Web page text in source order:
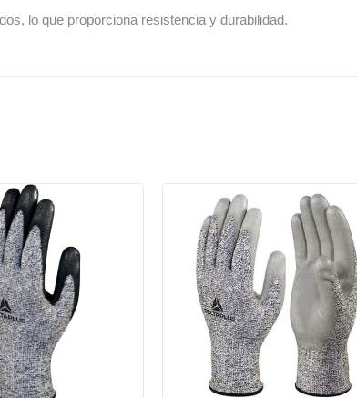
lo que proporciona resistencia y durabilidad.